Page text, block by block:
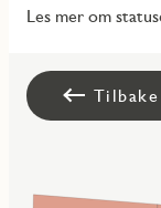
Les mer om
Tilbake